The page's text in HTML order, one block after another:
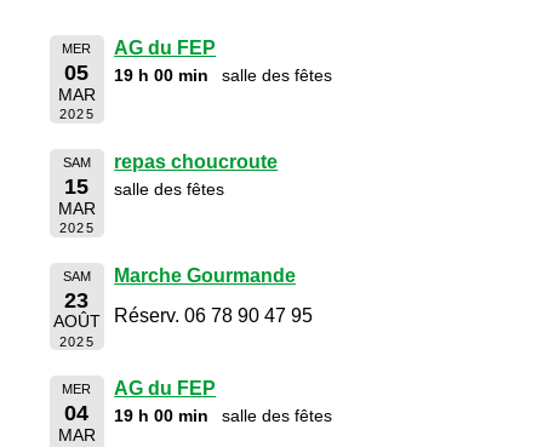
MER
05
MAR
2025
AG du FEP
19 h 00 min salle des fêtes
SAM
15
MAR
2025
repas choucroute
salle des fêtes
SAM
23
AOÛT
2025
Marche Gourmande
Réserv. 06 78 90 47 95
MER
04
MAR
AG du FEP
19 h 00 min salle des fêtes